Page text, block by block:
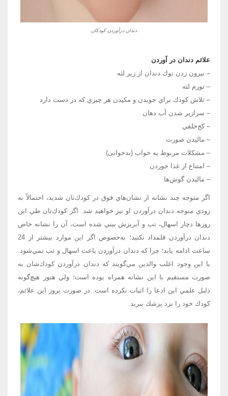
دندان درآوردن کودکان
علائم دندان در آوردن
– بيرون زدن نوك دندان از زير لثه
– تورم لثه
– تلاش كودك براي جويدن و مكيدن هر چيزي كه در دست دارد
– سرازير شدن آب دهان
– كج‌خلقي
– ماليدن صورت
– مشكلات مربوط به خواب (بدخوابی)
– امتناع از غذا خوردن
– ماليدن گوش‌ها
اگر متوجه چند نشانه از نشان‌هاي فوق در كودك‌تان شديد، احتمالاً به
زودي متوجه دندان درآوردن او نيز خواهيد شد. اگر كودك‌تان طي اين
روزها دچار اسهال، تب و آبريزش بيني شده است، آن را نشانه خاص
دندان درآوردن قلمداد نكنيد؛‌ به‌خصوص اگر اين موارد بيشتر از 24
ساعت ادامه يابد؛ ‌چرا كه دندان درآوردن باعث اسهال و تب نمي‌شود.
با اين وجود اغلب والدين مي‌گويند كه دندان درآوردن كودك‌شان به
صورت مستقيم با اين نشانه همراه بوده است؛ ولي هنوز هيچ‌گونه
دليل علمي اين ادعا را اثبات نكرده است. در صورت بروز اين علائم،
كودك خود را نزد پزشك ببريد.